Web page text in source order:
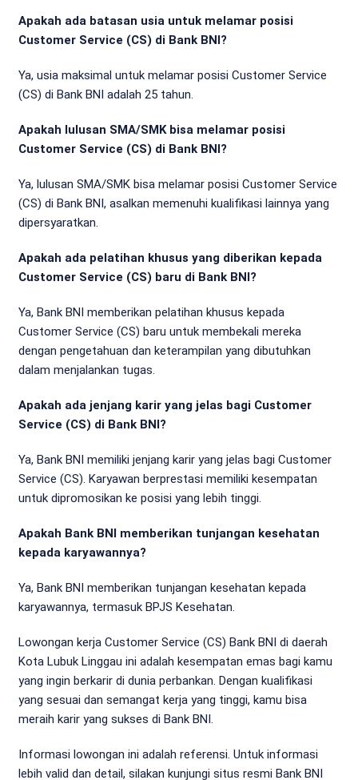
Apakah ada batasan usia untuk melamar posisi
Customer Service (CS) di Bank BNI?
Ya, usia maksimal untuk melamar posisi Customer Service
(CS) di Bank BNI adalah 25 tahun.
Apakah lulusan SMA/SMK bisa melamar posisi
Customer Service (CS) di Bank BNI?
Ya, lulusan SMA/SMK bisa melamar posisi Customer Service
(CS) di Bank BNI, asalkan memenuhi kualifikasi lainnya yang
dipersyaratkan.
Apakah ada pelatihan khusus yang diberikan kepada
Customer Service (CS) baru di Bank BNI?
Ya, Bank BNI memberikan pelatihan khusus kepada
Customer Service (CS) baru untuk membekali mereka
dengan pengetahuan dan keterampilan yang dibutuhkan
dalam menjalankan tugas.
Apakah ada jenjang karir yang jelas bagi Customer
Service (CS) di Bank BNI?
Ya, Bank BNI memiliki jenjang karir yang jelas bagi Customer
Service (CS). Karyawan berprestasi memiliki kesempatan
untuk dipromosikan ke posisi yang lebih tinggi.
Apakah Bank BNI memberikan tunjangan kesehatan
kepada karyawannya?
Ya, Bank BNI memberikan tunjangan kesehatan kepada
karyawannya, termasuk BPJS Kesehatan.
Lowongan kerja Customer Service (CS) Bank BNI di daerah
Kota Lubuk Linggau ini adalah kesempatan emas bagi kamu
yang ingin berkarir di dunia perbankan. Dengan kualifikasi
yang sesuai dan semangat kerja yang tinggi, kamu bisa
meraih karir yang sukses di Bank BNI.
Informasi lowongan ini adalah referensi. Untuk informasi
lebih valid dan detail, silakan kunjungi situs resmi Bank BNI